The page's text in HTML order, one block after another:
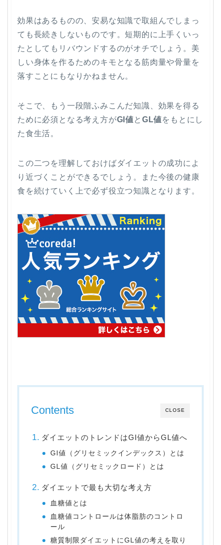
効果はあるものの、安易な知識で取組んでしまっ
ても長続きしないものです。短期的に上手くいっ
たとしてもリバウンドするのがオチでしょう。美
しい身体を作るためのキモとなる筋肉量や骨量を
落すことにもなりかねません。
そこで、もう一段階ふみこんだ知識、効果を得る
ために必須となる考え方がGI値 と GL値をもとにし
た食生活。
この二つを理解しておけばダイエットの成功によ
り近づくことができるでしょう。また今後の健康
食を続けていく上で必ず役立つ知識となります。
CLOSE
Contents
ダイエットのトレンドはGI値からGL値へ
GI値（グリセミックインデックス）とは
GL値（グリセミックロード）とは
ダイエットで最も大切な考え方
血糖値とは
血糖値コントロールは体脂肪のコントロ
ール
糖質制限ダイエットにGL値の考えを取り